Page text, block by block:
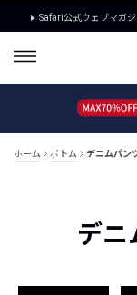
Safari公式ウェブマガジ
ホーム ボトム デニムパン
デニ